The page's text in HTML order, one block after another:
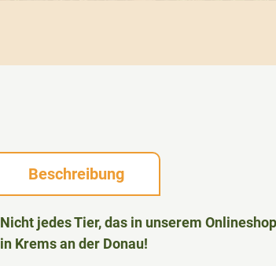
Beschreibung
Nicht jedes Tier, das in unserem
in Krems an der Donau!